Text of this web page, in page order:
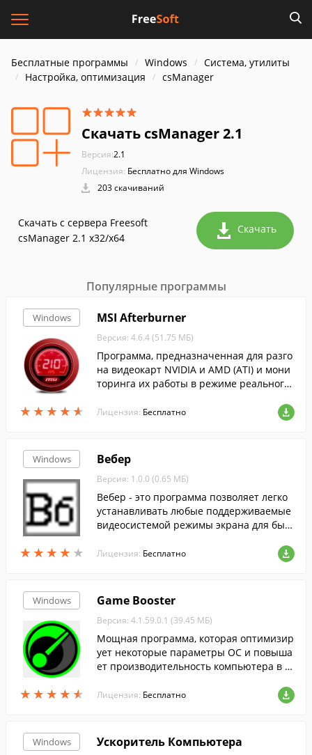
Бесплатные программы Windows
Система, утилиты
Настройка, оптимизация
csManager
Скачать csManager 2.1
Версия:2.1
Лицензия: Бесплатно для Windows
203 скачиваний
Скачать с сервера Freesoft
csManager 2.1 x32/x64
Скачать
Популярные программы
Windows
★ ★ ★ ★ ★
★ ★ ★ ★ ★
MSI Afterburner
Версия: 4.6.4 (51.75 МБ)
Программа, предназначенная для разго
на видеокарт NVIDIA и AMD (ATI) и мони
торинга их работы в режиме реального
Лицензия: Бесплатно
Windows
★ ★ ★ ★ ★
★ ★ ★ ★ ★
Вебер
Версия: 1.0.0 (0.65 МБ)
Вебер - это программа позволяет легко
устанавливать любые поддерживаемые
видеосистемой режимы экрана для быст
ых разрешениях.
Лицензия: Бесплатно
Windows
★ ★ ★ ★ ★
★ ★ ★ ★ ★
Game Booster
Версия: 4.1.59.0.1 (39.45 МБ)
Мощная программа, которая оптимизир
ует некоторые параметры ОС и повыша
ет производительность компьютера в и
Лицензия: Бесплатно
Windows Ускоритель Компьютера